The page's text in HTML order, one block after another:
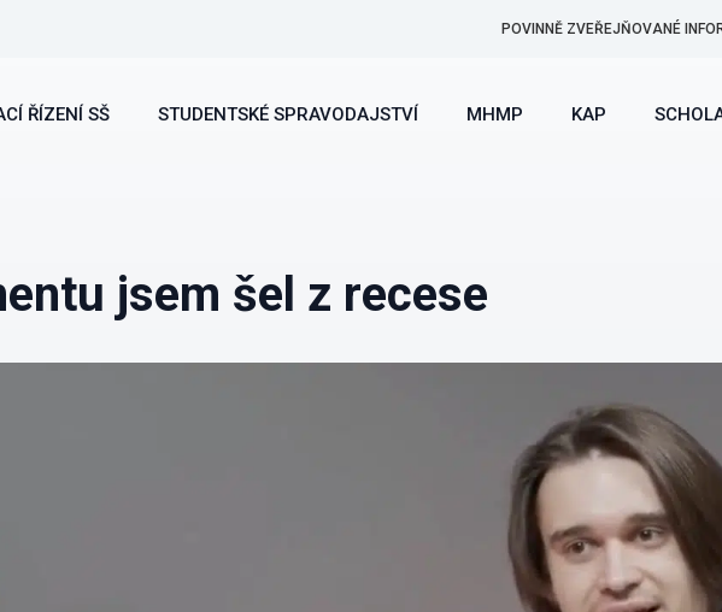
POVINNĚ ZVEŘEJŇOVANÉ
ŘÍZENÍ SŠ STUDENTSKÉ SPRAVODAJSTVÍ MHMP KAP
jsem šel z recese